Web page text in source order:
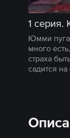
1 серия.
Юмми
много
страха
садится на